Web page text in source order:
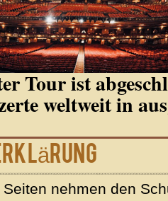
Tour ist
weltweit in
nehmen den